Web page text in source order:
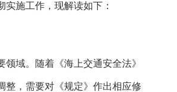
施工作，现解读如下：
域。随着《海上交通安全法》
整，需要对《规定》作出相应修